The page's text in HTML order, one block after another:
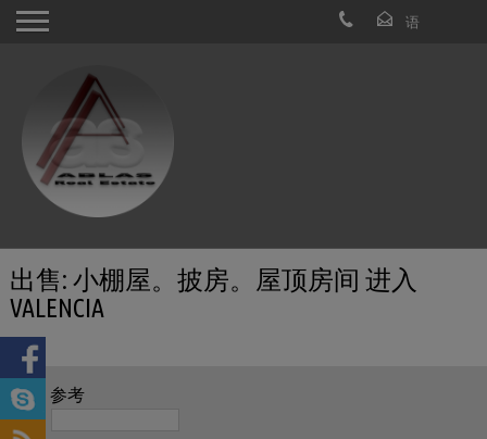
出售: 小棚屋。披房。屋顶房间 进入
VALENCIA
参考